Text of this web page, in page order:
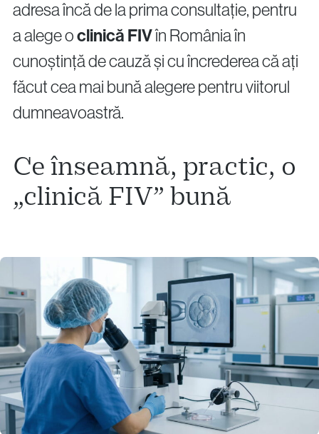
adresa încă de la prima consultație, pentru
a alege oclinică FIVîn România în
cunoștință de cauză și cu încrederea că ați
făcut cea mai bună alegere pentru viitorul
dumneavoastră.
Ce înseamnă, practic, o
„clinică FIV” bună